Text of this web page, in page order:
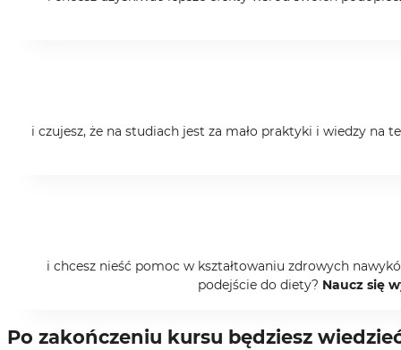
i czujesz, że na studiach jest za mało praktyki i wiedzy
i chcesz nieść pomoc w kształtowaniu zdrowych
podejście do diety? Naucz się
Po zakończeniu kursu będziesz